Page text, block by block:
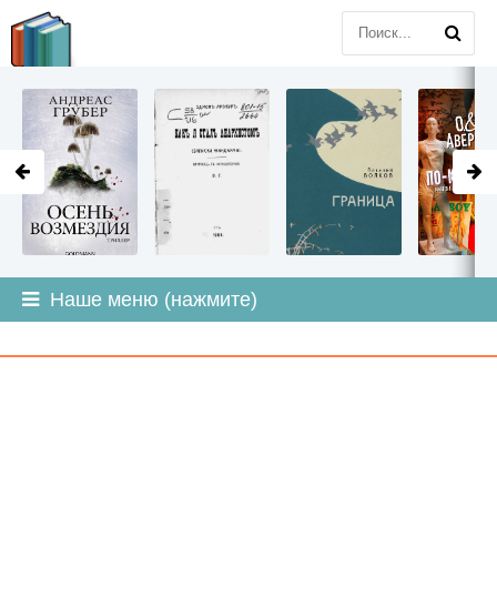
Наше меню (нажмите)
LITMIR.ORG